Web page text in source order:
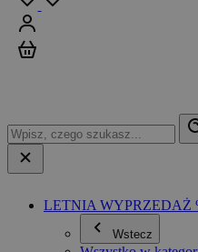
LETNIA WYPRZEDAŻ
Wstecz